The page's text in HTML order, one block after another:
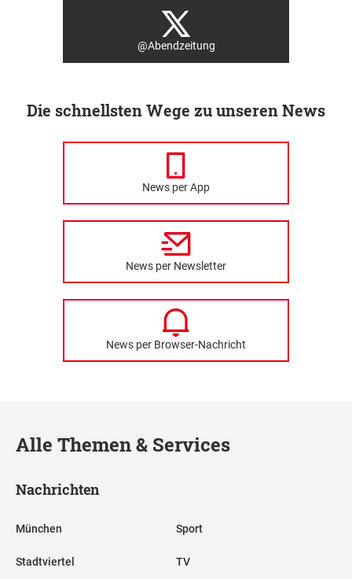
@Abendzeitung
Die schnellsten Wege zu unseren News
News per App
News per Newsletter
News per Browser-Nachricht
Alle Themen & Services
Nachrichten
München
Stadtviertel
Sport
TV